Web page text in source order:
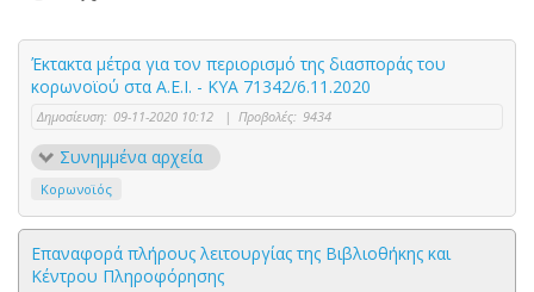
Έκτακτα μέτρα για τον περιορισμό της διασποράς του
κορωνοϊού στα Α.Ε.Ι. - ΚΥΑ 71342/6.11.2020
Δημοσίευση: 09-11-2020 10:12 | Προβολές: 9434
Συνημμένα αρχεία
Κορωνοϊός
Επαναφορά πλήρους λειτουργίας της Βιβλιοθήκης και
Κέντρου Πληροφόρησης